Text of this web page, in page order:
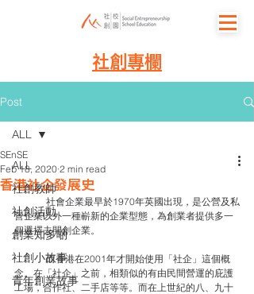
社創專欄
Post
ALL
社創教師
社創活動
創業知多啲
社創小故事
青年創業故事
ALL
香港社企發展史
SEnSE
Feb 18, 2020 2 min read
營企業以外一種嶄新的企業型態，為創業者提供多一
個選擇去開創企業。
	而香港在2001年才開始使用「社企」這個概
念。在「社企」之前，相類似的有由民間營運的庇護
工場，合作社、二手店等等。而在上世紀的八、九十